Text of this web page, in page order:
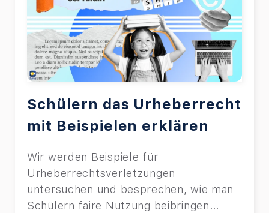
Schülern das Urheberrecht
mit Beispielen erklären
Wir werden Beispiele für
Urheberrechtsverletzungen
untersuchen und besprechen, wie man
Schülern faire Nutzung beibringen